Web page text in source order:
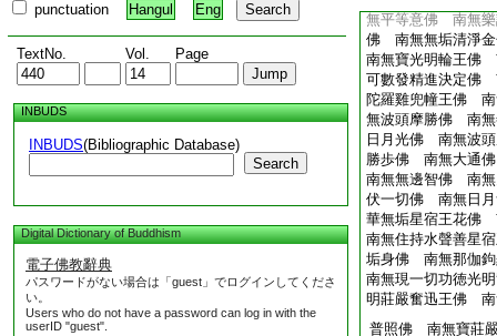
punctuation Hangul Eng
TextNo. Vol. Page
INBUDS
INBUDS(Bibliographic Database)
Search
Digital Dictionary of Buddhism
電子佛教辭典
パスワードがない場合は「guest」でログインしてくださ
い。
Users who do not have a password can log in with the
userID "guest".
無平等意佛 南無
佛 南無無垢清淨金
南無寶光明輪王佛
可數發精進決定佛
陀羅雞兜幢王佛
無波頭摩勝佛 南
日月光佛 南無波
勝歩佛 南無大通
南無無邊智佛 南
伏一切佛 南無日
華無垢星宿王花佛
南無住持水聲善星
垢身佛 南無那伽
南無現一切功徳光
明莊嚴奮迅王佛
普照佛 南無寶莊